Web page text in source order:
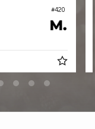
#420